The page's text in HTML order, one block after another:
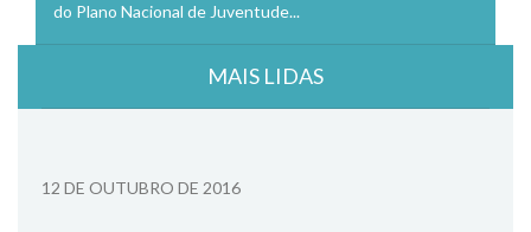
do Plano Nacional de Juventude...
MAIS LIDAS
12 DE OUTUBRO DE 2016